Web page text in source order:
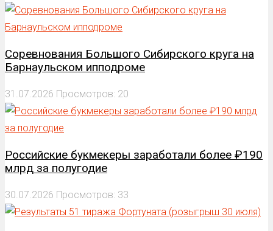
Соревнования Большого Сибирского круга на
Барнаульском ипподроме
31.07.2026 Просмотров: 20
Российские букмекеры заработали более ₽190
млрд за полугодие
30.07.2026 Просмотров: 33